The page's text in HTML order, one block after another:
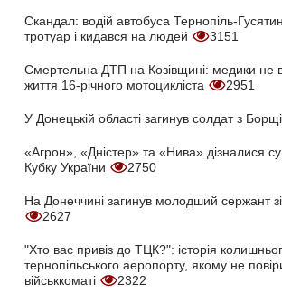
Скандал: водій автобуса Тернопіль-
тротуар і кидався на людей
3151
Смертельна ДТП на Козівщині: медики не
життя 16-річного мотоцикліста
2951
У Донецькій області загинув солдат з
«Агрон», «Дністер» та «Нива» дізналися
Кубку України
2750
На Донеччині загинув молодший сержант
2627
"Хто вас привіз до ТЦК?": історія
тернопільського аеропорту, якому не
військкоматі
2322